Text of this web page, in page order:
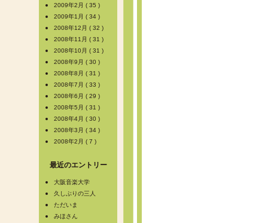
2009年2月 ( 35 )
2009年1月 ( 34 )
2008年12月 ( 32 )
2008年11月 ( 31 )
2008年10月 ( 31 )
2008年9月 ( 30 )
2008年8月 ( 31 )
2008年7月 ( 33 )
2008年6月 ( 29 )
2008年5月 ( 31 )
2008年4月 ( 30 )
2008年3月 ( 34 )
2008年2月 ( 7 )
最近のエントリー
大阪音楽大学
久しぶりの三人
ただいま
みほさん